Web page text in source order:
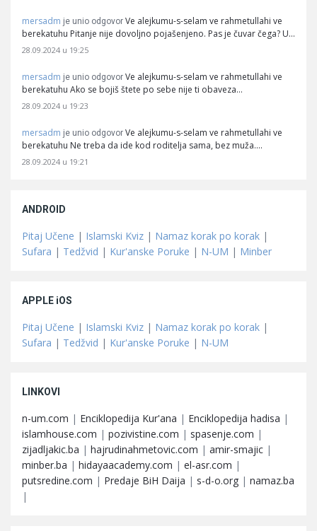
mersadm je unio odgovor Ve alejkumu-s-selam ve rahmetullahi ve
berekatuhu Pitanje nije dovoljno pojašenjeno. Pas je čuvar čega? U…
28.09.2024 u 19:25
mersadm je unio odgovor Ve alejkumu-s-selam ve rahmetullahi ve
berekatuhu Ako se bojiš štete po sebe nije ti obaveza…
28.09.2024 u 19:23
mersadm je unio odgovor Ve alejkumu-s-selam ve rahmetullahi ve
berekatuhu Ne treba da ide kod roditelja sama, bez muža.…
28.09.2024 u 19:21
ANDROID
Pitaj Učene | Islamski Kviz | Namaz korak po korak |
Sufara | Tedžvid | Kur'anske Poruke | N-UM | Minber
APPLE iOS
Pitaj Učene | Islamski Kviz | Namaz korak po korak |
Sufara | Tedžvid | Kur'anske Poruke | N-UM
LINKOVI
n-um.com | Enciklopedija Kur'ana | Enciklopedija hadisa |
islamhouse.com | pozivistine.com | spasenje.com |
zijadljakic.ba | hajrudinahmetovic.com | amir-smajic |
minber.ba | hidayaacademy.com | el-asr.com |
putsredine.com | Predaje BiH Daija | s-d-o.org | namaz.ba
|